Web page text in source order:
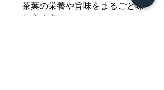
茶葉の栄養や旨味をまるごと味
わえます